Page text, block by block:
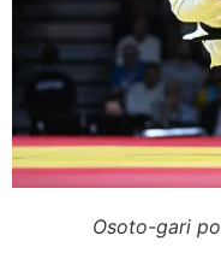
Osoto-gari